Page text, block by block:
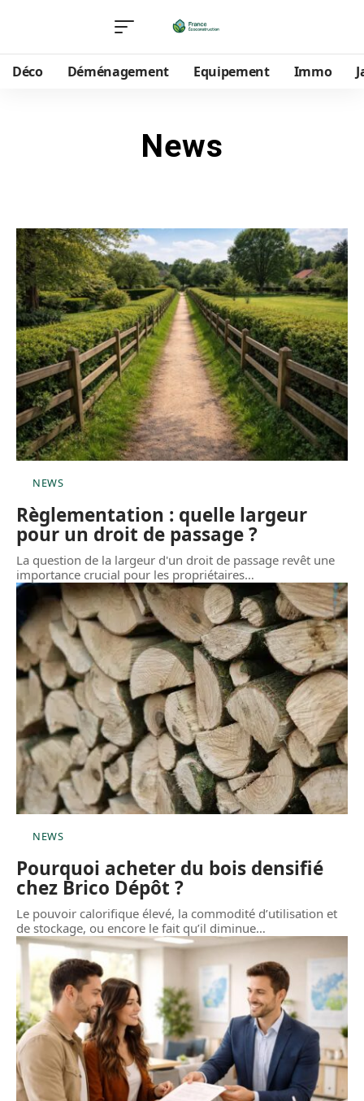
Déco Déménagement Equipement Immo
News
NEWS
Règlementation : quelle largeur
pour un droit de passage ?
La question de la largeur d'un droit de passage revêt une
importance crucial pour les propriétaires…
NEWS
Pourquoi acheter du bois densifié
chez Brico Dépôt ?
Le pouvoir calorifique élevé, la commodité d’utilisation et
de stockage, ou encore le fait qu’il diminue…